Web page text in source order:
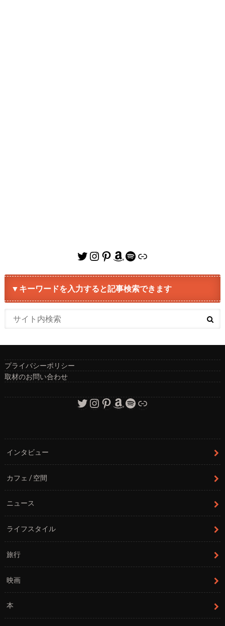
Twitter
Instagram
Pinterest
Amazon
Spotify
リンク
▼キーワードを入力すると記事検索できます
プライバシーポリシー
取材のお問い合わせ
Twitter
Instagram
Pinterest
Amazon
Spotify
リンク
インタビュー
カフェ / 空間
ニュース
ライフスタイル
旅行
映画
本